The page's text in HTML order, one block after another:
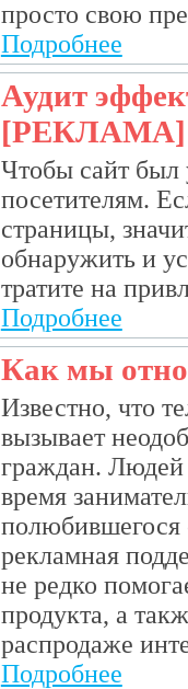
просто свою
Подробнее
Аудит
[РЕКЛАМА]
Чтобы сайт
посетителям.
страницы,
обнаружить и
тратите на
Подробнее
Как мы
Известно, что
вызывает
граждан. Людей
время
полюбившегося
рекламная
не редко
продукта, а
распродаже
Подробнее